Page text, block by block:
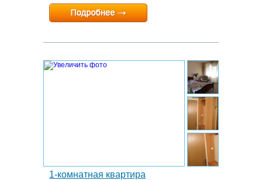
Минимальный срок:1 суток
Расчетный час:любой
1-комнатная квартира